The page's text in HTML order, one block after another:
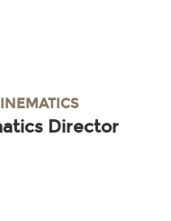
Director